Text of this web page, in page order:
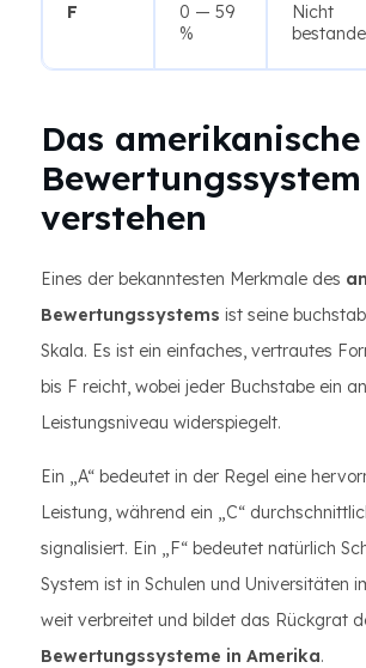
F
0 — 59
%
Nicht
Das amerikanische
Bewertungssystem
verstehen
Eines der bekanntesten Merkmale des
Bewertungssystems ist seine
Skala. Es ist ein einfaches, vertrautes
bis F reicht, wobei jeder Buchstabe ein
Leistungsniveau widerspiegelt.
Ein „A“ bedeutet in der Regel eine
Leistung, während ein „C“
signalisiert. Ein „F“ bedeutet natürlich
System ist in Schulen und Universitäten
weit verbreitet und bildet das Rückgrat
Bewertungssysteme in Amerika.